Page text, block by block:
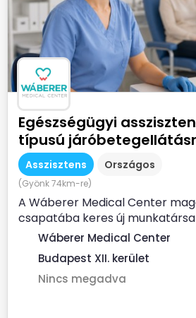
Egészségügyi
típusú
Asszisztens Országos
(Gyönk 74km-re)
A Wáberer Medical Center
csapatába keres új
asszisztensi...
Wáberer Medical Center
Budapest XII. kerület
Nincs megadva